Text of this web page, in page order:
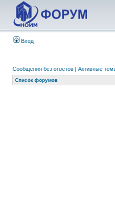
Вход
Сообщения без ответов | Активные
Список форумов